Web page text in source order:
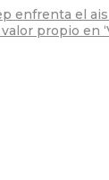
enfrenta el
propio en